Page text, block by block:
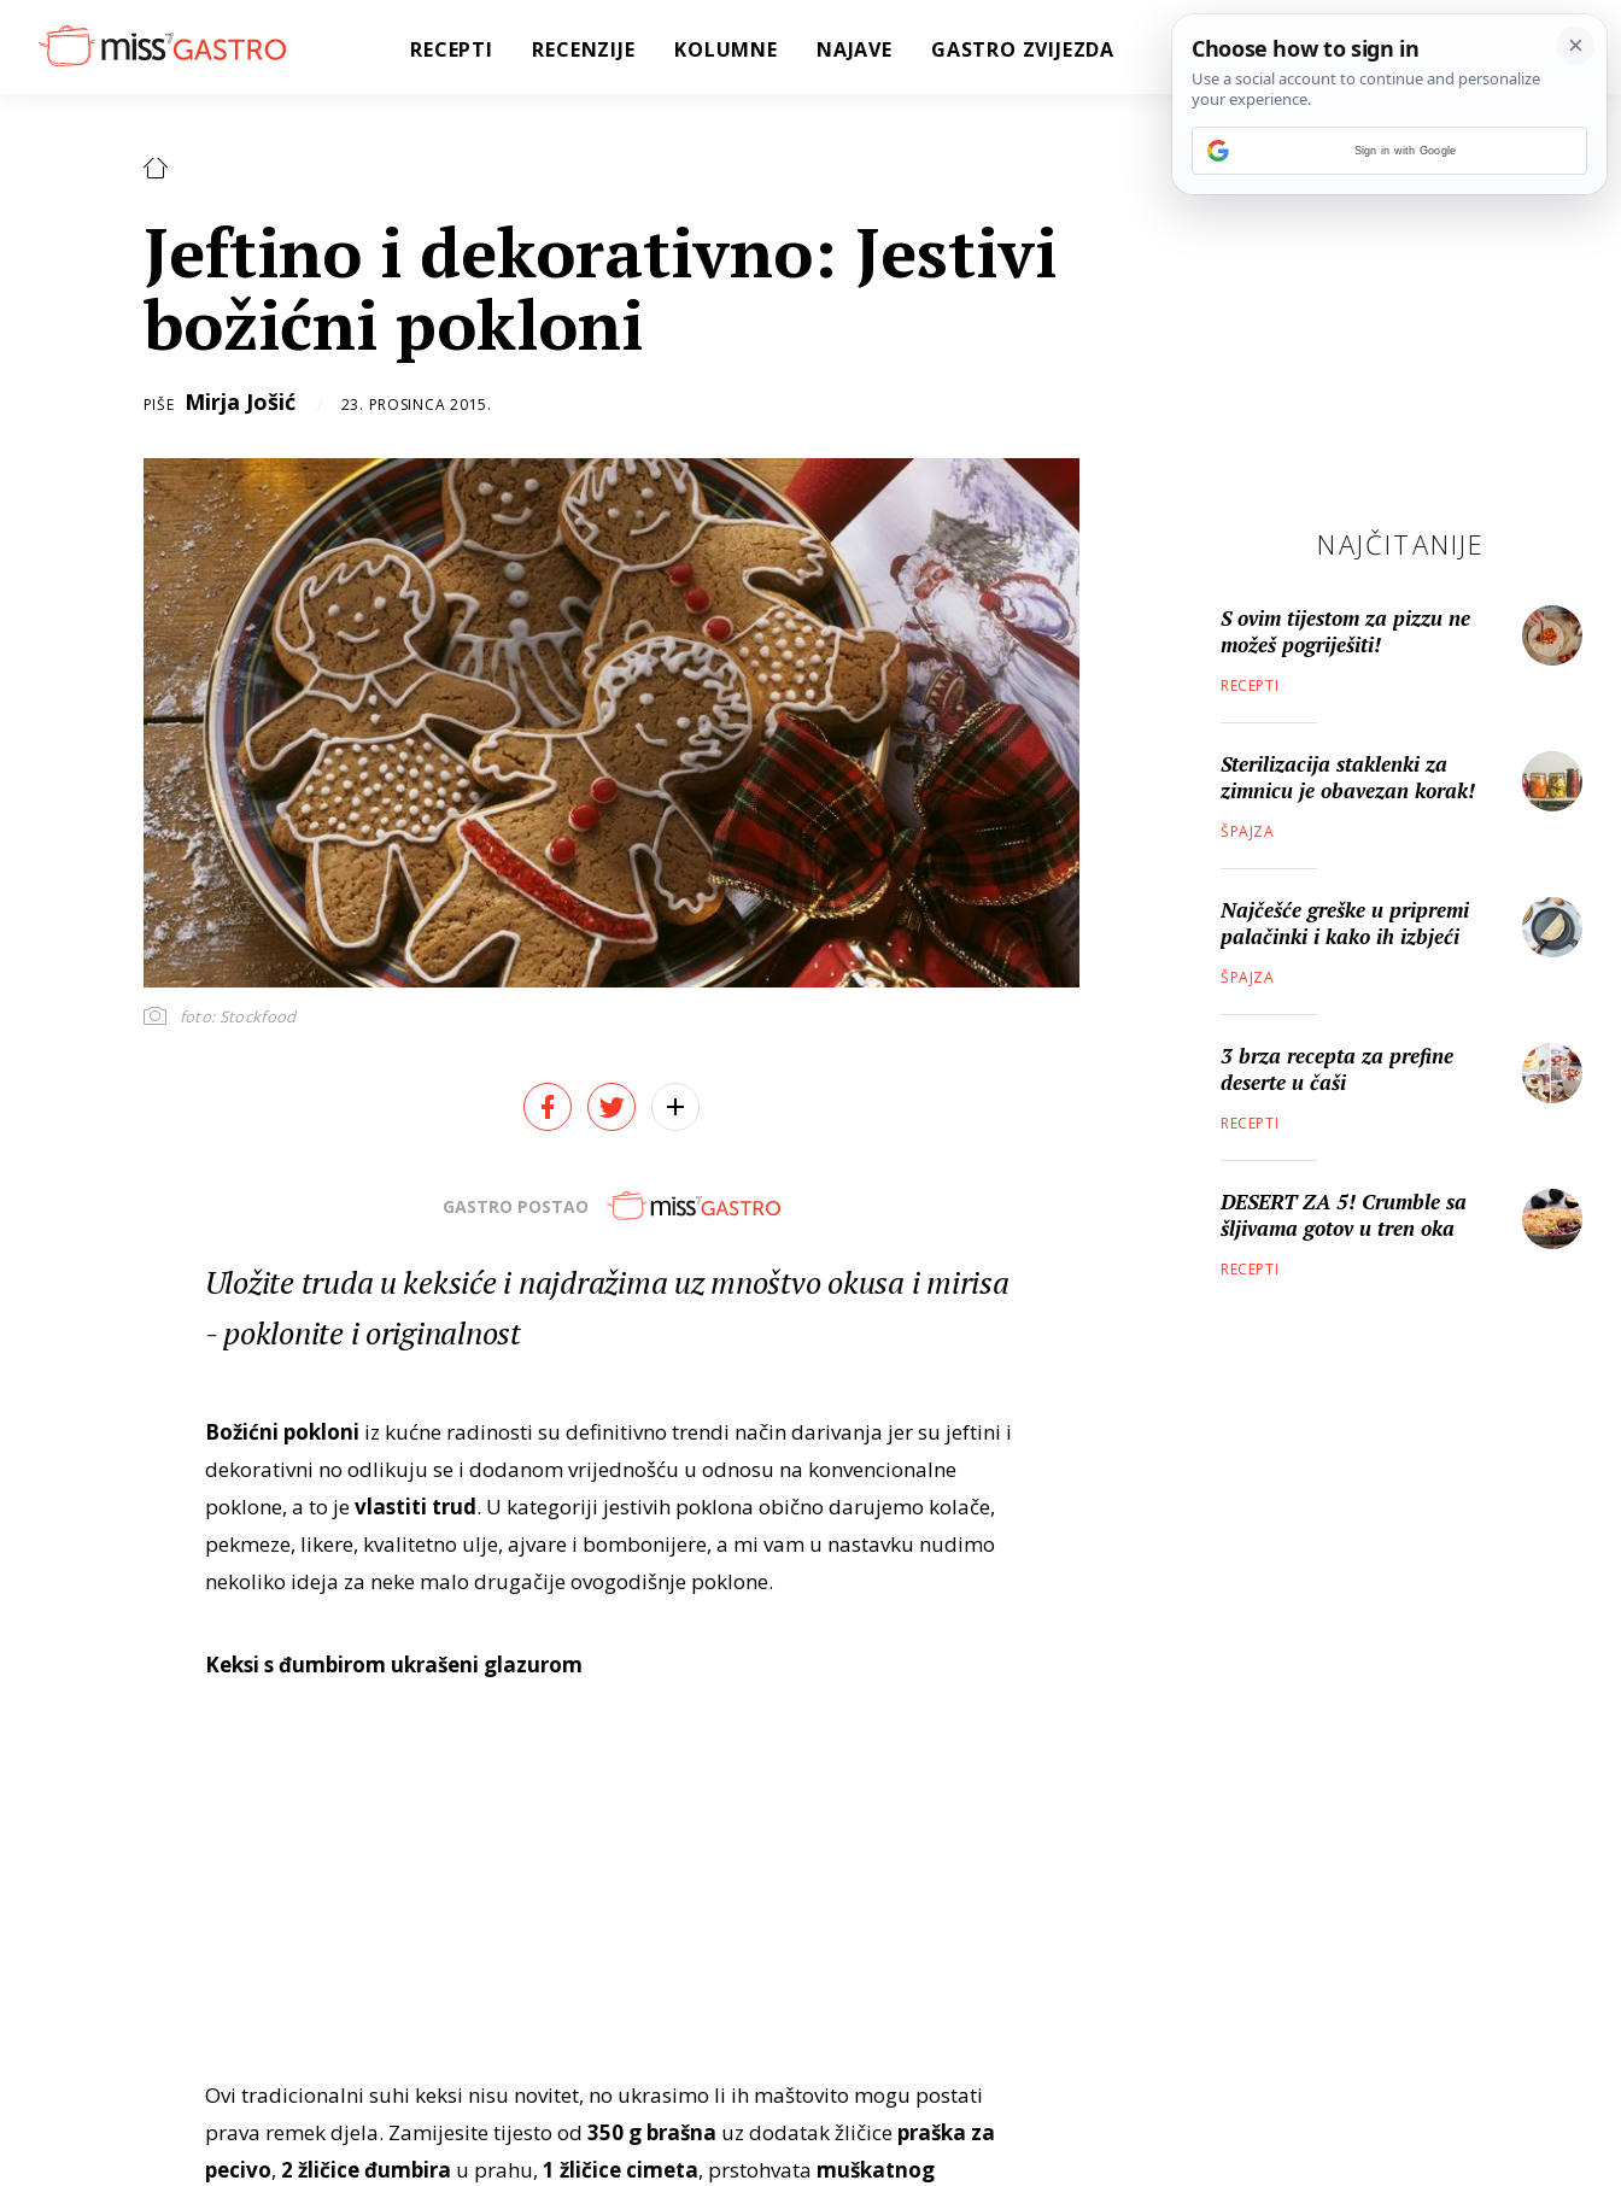
RECEPTI RECENZIJE KOLUMNE NAJAVE GASTRO ZVIJEZDA
Jeftino i dekorativno: Jestivi
božićni pokloni
PIŠE Mirja Jošić 23. PROSINCA 2015.
foto: Stockfood
GASTRO POSTAO
Uložite truda u keksiće i najdražima uz mnoštvo okusa i mirisa
- poklonite i originalnost
Božićni pokloni iz kućne radinosti su definitivno trendi način darivanja jer su jeftini i
dekorativni no odlikuju se i dodanom vrijednošću u odnosu na konvencionalne
poklone, a to jevlastiti trud. U kategoriji jestivih poklona obično darujemo kolače,
pekmeze, likere, kvalitetno ulje, ajvare i bombonijere, a mi vam u nastavku nudimo
nekoliko ideja za neke malo drugačije ovogodišnje poklone.
Keksi s đumbirom ukrašeni glazurom
Ovi tradicionalni suhi keksi nisu novitet, no ukrasimo li ih maštovito mogu postati
prava remek djela. Zamijesite tijesto od 350 g brašna uz dodatak žličice praška za
pecivo, 2 žličice đumbira u prahu, 1 žličice cimeta, prstohvata muškatnog
NAJČITANIJE
S ovim tijestom za pizzu ne
možeš pogriješiti!
RECEPTI
Sterilizacija staklenki za
zimnicu je obavezan korak!
ŠPAJZA
Najčešće greške u pripremi
palačinki i kako ih izbjeći
ŠPAJZA
3 brza recepta za prefine
deserte u čaši
RECEPTI
DESERT ZA 5! Crumble sa
šljivama gotov u tren oka
RECEPTI
Sign in with Google